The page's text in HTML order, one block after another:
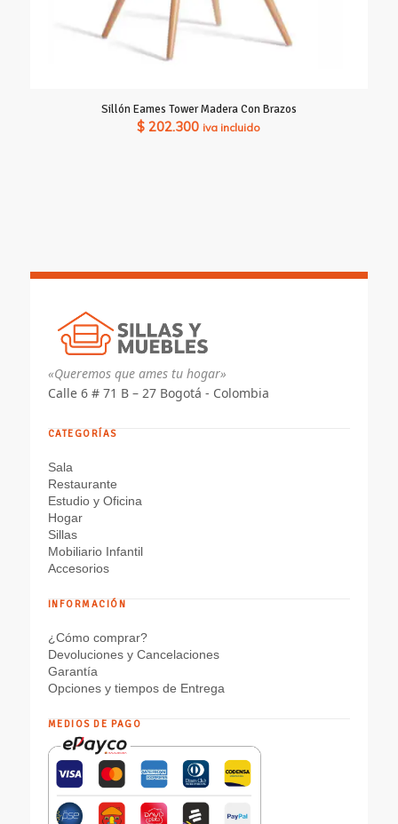
Sillón Eames Tower Madera Con Brazos
$ 202.300 iva incluido
«Queremos que ames tu hogar»
Calle 6 # 71 B – 27 Bogotá - Colombia
CATEGORÍAS
Sala
Restaurante
Estudio y Oficina
Hogar
Sillas
Mobiliario Infantil
Accesorios
INFORMACIÓN
¿Cómo comprar?
Devoluciones y Cancelaciones
Garantía
Opciones y tiempos de Entrega
MEDIOS DE PAGO